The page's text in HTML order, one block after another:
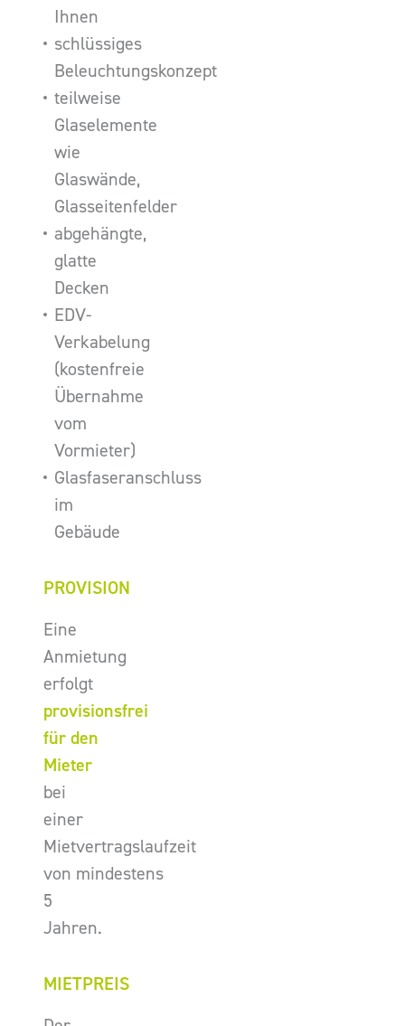
Ihnen
schlüssiges
Beleuchtungskonzept
teilweise
Glaselemente
wie
Glaswände,
Glasseitenfelder
abgehängte,
glatte
Decken
EDV-
Verkabelung
(kostenfreie
Übernahme
vom
Vormieter)
Glasfaseranschluss
im
Gebäude
PROVISION
Eine
Anmietung
erfolgt
provisionsfrei
für den
Mieter
bei
einer
Mietvertragslaufzeit
von mindestens
5
Jahren.
MIETPREIS